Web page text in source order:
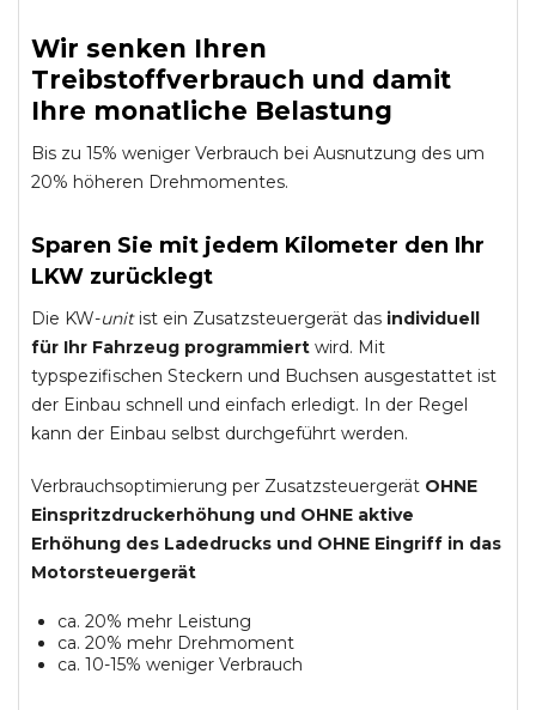
Wir senken Ihren
Treibstoffverbrauch und damit
Ihre monatliche Belastung
Bis zu 15% weniger Verbrauch bei Ausnutzung des um
20% höheren Drehmomentes.
Sparen Sie mit jedem Kilometer den Ihr
LKW zurücklegt
Die KW-unitist ein Zusatzsteuergerät das individuell
für Ihr Fahrzeug programmiert wird. Mit
typspezifischen Steckern und Buchsen ausgestattet ist
der Einbau schnell und einfach erledigt. In der Regel
kann der Einbau selbst durchgeführt werden.
Verbrauchsoptimierung per Zusatzsteuergerät OHNE
Einspritzdruckerhöhung und OHNE aktive
Erhöhung des Ladedrucks und OHNE Eingriff in das
Motorsteuergerät
ca. 20% mehr Leistung
ca. 20% mehr Drehmoment
ca. 10-15% weniger Verbrauch